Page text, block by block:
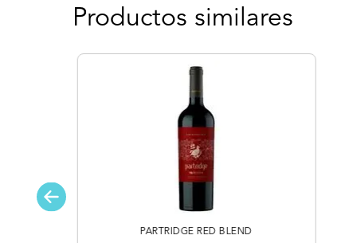
Productos similares
PARTRIDGE RED BLEND